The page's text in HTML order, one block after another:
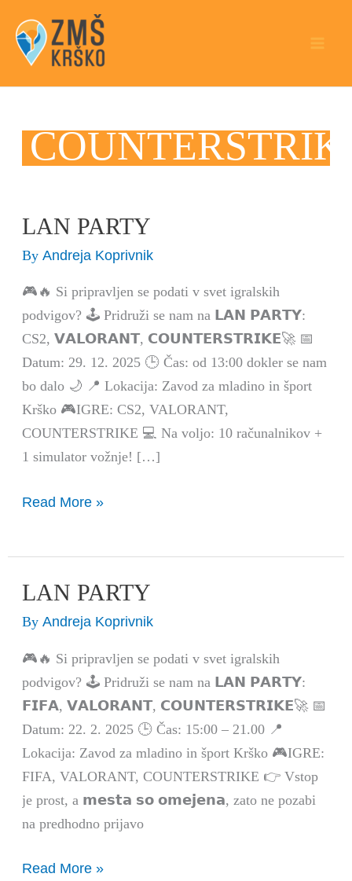
content
LAN PARTY
ByAndreja Koprivnik
🎮🔥 Si pripravljen se podati v svet igralskih
podvigov? 🕹️ Pridruži se nam na 𝗟𝗔𝗡 𝗣𝗔𝗥𝗧𝗬:
CS2, 𝗩𝗔𝗟𝗢𝗥𝗔𝗡𝗧, 𝗖𝗢𝗨𝗡𝗧𝗘𝗥𝗦𝗧𝗥𝗜𝗞𝗘🚀 📅
Datum: 29. 12. 2025 🕒 Čas: od 13:00 dokler se nam
bo dalo 🌙 📍 Lokacija: Zavod za mladino in šport
Krško 🎮IGRE: CS2, VALORANT,
COUNTERSTRIKE 💻 Na voljo: 10 računalnikov +
1 simulator vožnje! […]
LAN
PARTY
Read More »
LAN PARTY
ByAndreja Koprivnik
🎮🔥 Si pripravljen se podati v svet igralskih
podvigov? 🕹️ Pridruži se nam na 𝗟𝗔𝗡 𝗣𝗔𝗥𝗧𝗬:
𝗙𝗜𝗙𝗔, 𝗩𝗔𝗟𝗢𝗥𝗔𝗡𝗧, 𝗖𝗢𝗨𝗡𝗧𝗘𝗥𝗦𝗧𝗥𝗜𝗞𝗘🚀 📅
Datum: 22. 2. 2025 🕒 Čas: 15:00 – 21.00 📍
Lokacija: Zavod za mladino in šport Krško 🎮IGRE:
FIFA, VALORANT, COUNTERSTRIKE 👉 Vstop
je prost, a 𝗺𝗲𝘀𝘁𝗮 𝘀𝗼 𝗼𝗺𝗲𝗷𝗲𝗻𝗮, zato ne pozabi
na predhodno prijavo
LAN
PARTY
Read More »